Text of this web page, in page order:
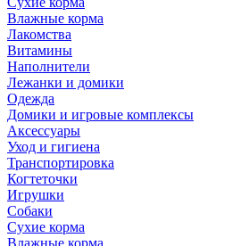
Влажные корма
Лакомства
Витамины
Наполнители
Лежанки и домики
Одежда
Домики и игровые комплексы
Аксессуары
Уход и гигиена
Транспортировка
Когтеточки
Игрушки
Собаки
Сухие корма
Влажные корма